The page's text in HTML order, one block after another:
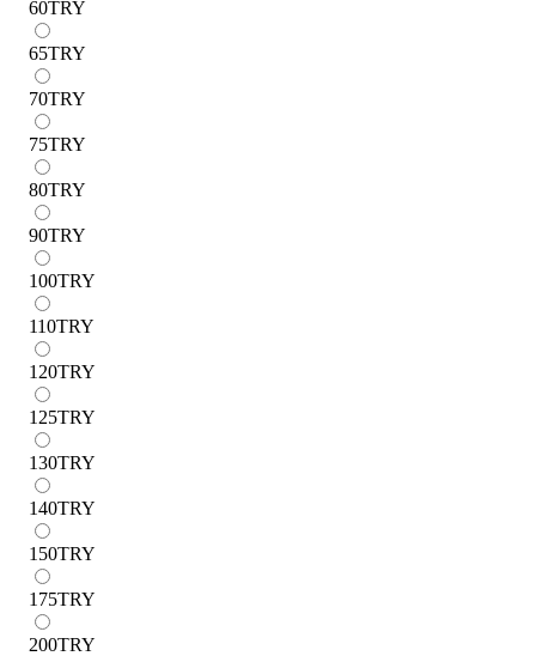
60TRY
65TRY
70TRY
75TRY
80TRY
90TRY
100TRY
110TRY
120TRY
125TRY
130TRY
140TRY
150TRY
175TRY
200TRY